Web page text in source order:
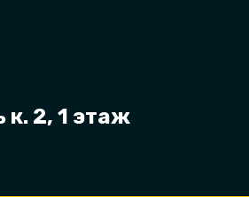
к. 2, 1 этаж